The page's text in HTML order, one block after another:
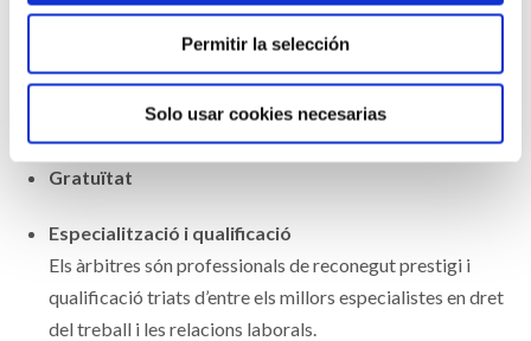
Permitir la selección
Solo usar cookies necesarias
quant a la seua executivitat. El sotmetiment a arbitratge
suspén el termini de caducitat i interromp el de
prescripció d’accions.
Gratuïtat
Especialització i qualificació
Els àrbitres són professionals de reconegut prestigi i
qualificació triats d’entre els millors especialistes en dret
del treball i les relacions laborals.